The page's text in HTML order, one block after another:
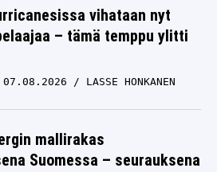
vihataan nyt
– tämä temppu ylitti
07.08.2026 LASSE HONKANEN
mallirakas
Suomessa – seurauksena